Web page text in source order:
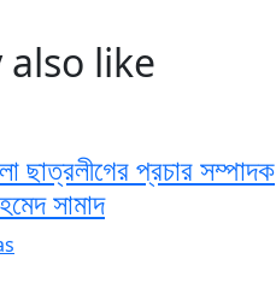
also like
ছাত্রলীগের প্রচার সম্পাদক
সামাদ